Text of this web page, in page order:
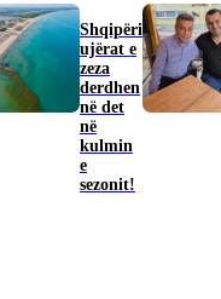
Shqipëri
ujërat e
zeza
derdhen
në det
në
kulmin
e
sezonit!